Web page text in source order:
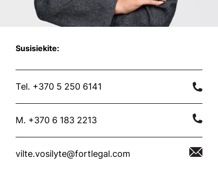
Susisiekite:
Tel. +370 5 250 6141
M. +370 6 183 2213
vilte.vosilyte@fortlegal.com